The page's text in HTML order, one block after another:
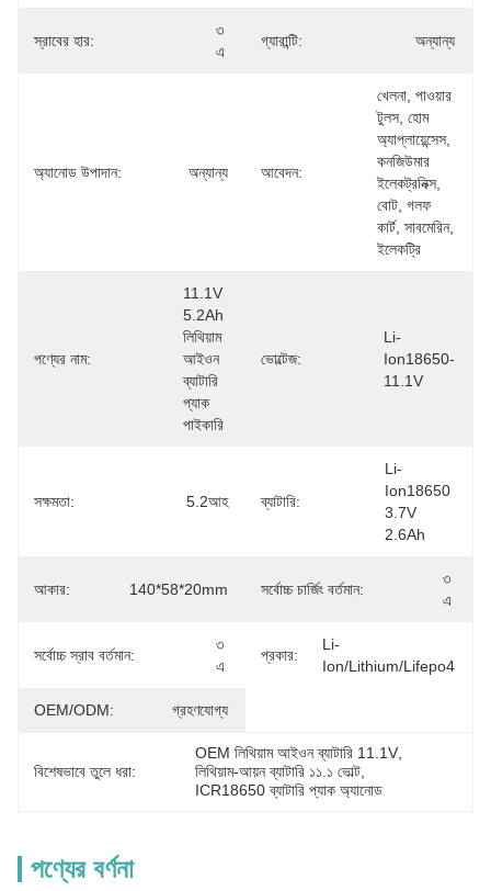
স্রাবের হার:
৩
এ
গ্যারান্টি: অন্যান্য
অ্যানোড উপাদান: অন্যান্য আবেদন:
খেলনা, পাওয়ার
টুলস, হোম
অ্যাপ্লায়েন্সেস,
কনজিউমার
ইলেকট্রনিক্স,
বোট, গলফ
কার্ট, সাবমেরিন,
ইলেকট্রি
পণ্যের নাম:
11.1V
5.2Ah
লিথিয়াম
আইওন
ব্যাটারি
প্যাক
পাইকারি
ভোল্টেজ:
Li-
Ion18650-
11.1V
সক্ষমতা: 5.2আহ ব্যাটারি:
Li-
Ion18650
3.7V
2.6Ah
আকার: 140*58*20mm সর্বোচ্চ চার্জিং বর্তমান:
৩
এ
সর্বোচ্চ স্রাব বর্তমান:
৩
এ
প্রকার:
Li-
Ion/lithium/lifepo4
OEM/ODM: গ্রহণযোগ্য
বিশেষভাবে তুলে ধরা:
OEM লিথিয়াম আইওন ব্যাটারি 11.1V
লিথিয়াম-আয়ন ব্যাটারি ১১.১ ভোল্ট
ICR18650 ব্যাটারি প্যাক অ্যানোড
পণ্যের বর্ণনা